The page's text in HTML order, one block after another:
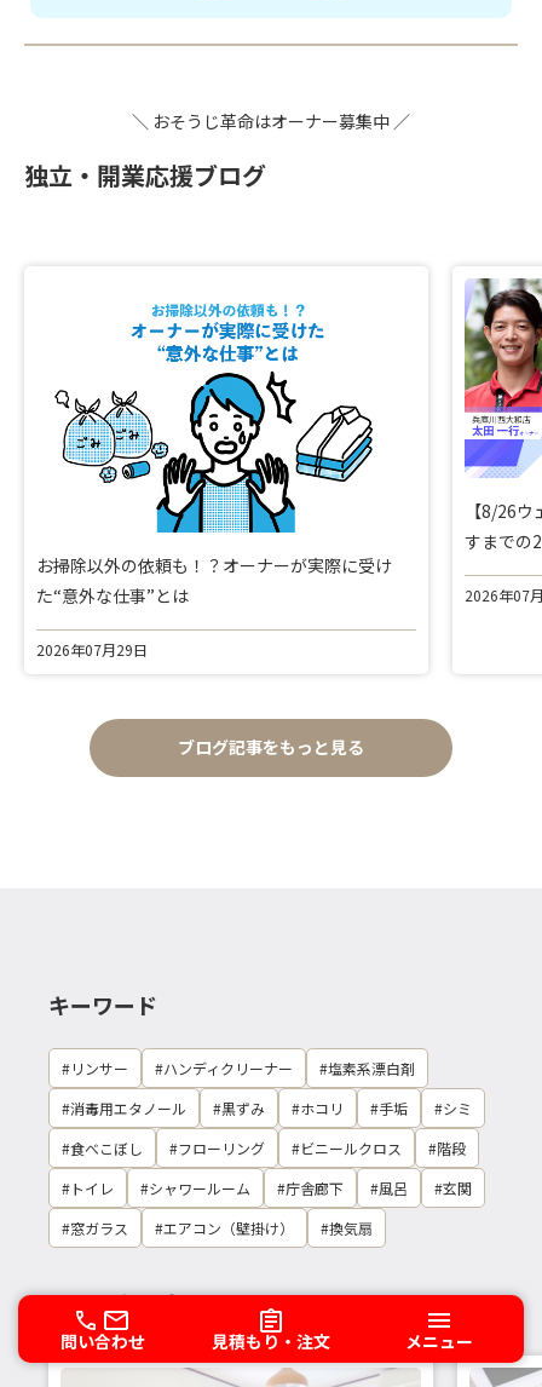
＼ おそうじ革命はオーナー募集中 ／
独立・開業応援ブログ
お掃除以外の依頼も！？オーナーが実際に受け
た“意外な仕事”とは
2026年07月29日
【8/26
すまでの
2026年07
ブログ記事をもっと見る
キーワード
リンサー ハンディクリーナー
塩素系漂白剤
消毒用エタノール
黒ずみ ホコリ 手垢
シミ
食べこぼし
フローリング ビニールクロス
階段
トイレ
シャワールーム 庁舎廊下 風呂
玄関
窓ガラス
エアコン（壁掛け） 換気扇
他の記事を読む
問い合わせ 見積もり・注文 メニュー